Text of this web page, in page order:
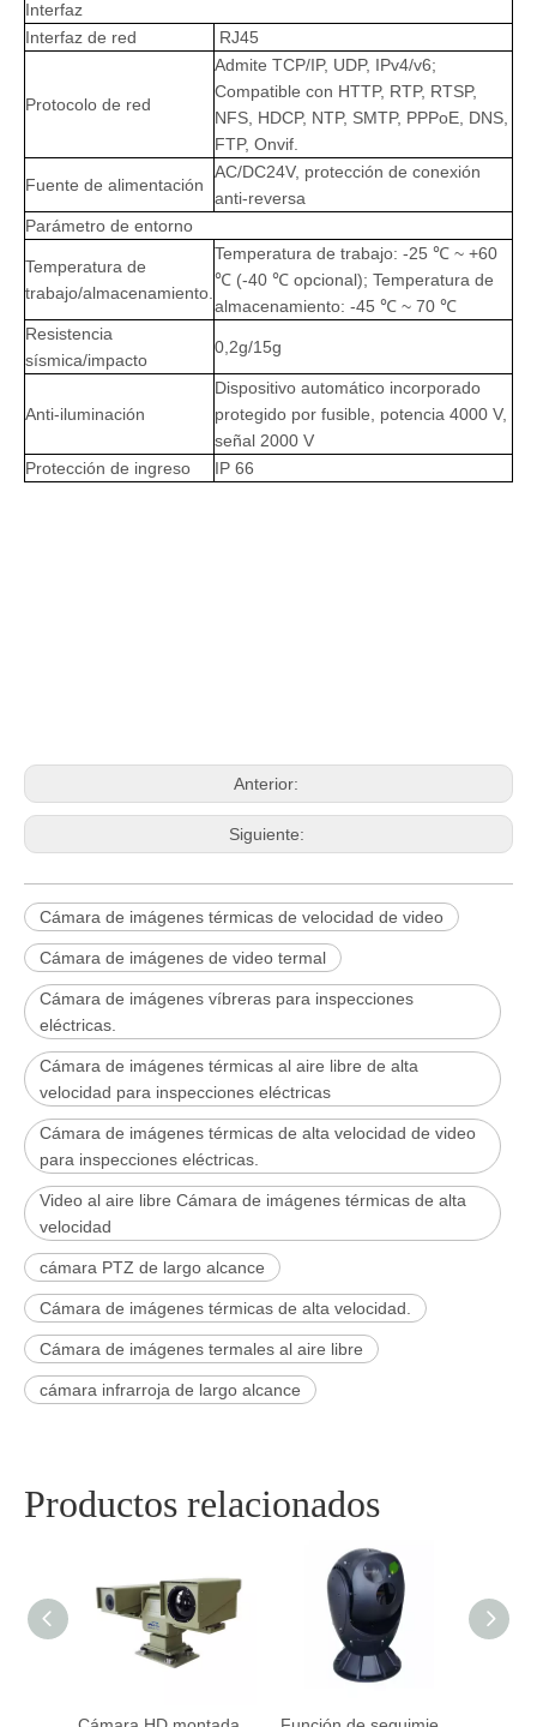
Interfaz
Interfaz de red
RJ45
Protocolo de red
Admite TCP/IP, UDP, IPv4/v6;
Compatible con HTTP, RTP, RTSP,
NFS, HDCP, NTP, SMTP, PPPoE, DNS,
FTP, Onvif.
Fuente de alimentación
AC/DC24V, protección de conexión
anti-reversa
Parámetro de entorno
Temperatura de
trabajo/almacenamiento.
Temperatura de trabajo: -25 ℃ ~ +60
℃ (-40 ℃ opcional); Temperatura de
almacenamiento: -45 ℃ ~ 70 ℃
Resistencia
sísmica/impacto
0,2g/15g
Anti-iluminación
Dispositivo automático incorporado
protegido por fusible, potencia 4000 V,
señal 2000 V
Protección de ingreso
IP 66
Anterior:
Siguiente:
Cámara de imágenes térmicas de velocidad de video
Cámara de imágenes de video termal
Cámara de imágenes víbreras para inspecciones
eléctricas.
Cámara de imágenes térmicas al aire libre de alta
velocidad para inspecciones eléctricas
Cámara de imágenes térmicas de alta velocidad de video
para inspecciones eléctricas.
Video al aire libre Cámara de imágenes térmicas de alta
velocidad
cámara PTZ de largo alcance
Cámara de imágenes térmicas de alta velocidad.
Cámara de imágenes termales al aire libre
cámara infrarroja de largo alcance
Productos relacionados